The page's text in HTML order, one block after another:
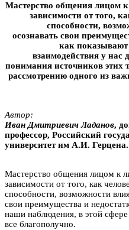
Мастерство общения лицом
зависимости от того,
способности,
осознавать свои
как
взаимодействия у нас
понимания источников этих
рассмотрению одного из
Автор:
Иван Дмитриевич Ладанов,
профессор, Российский
университет им А.И. Герцена.
Мастерство общения лицом к
зависимости от того, как
способности, возможности
свои преимущества и
наши наблюдения, в этой сфере
все благополучно.